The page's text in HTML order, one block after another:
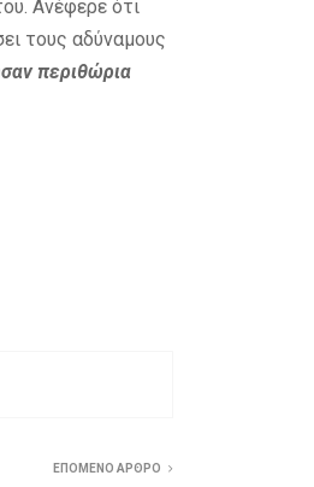
Ανέφερε ότι
τους αδύναμους
περιθώρια
ΕΠΟΜΕΝΟ ΑΡΘΡΟ